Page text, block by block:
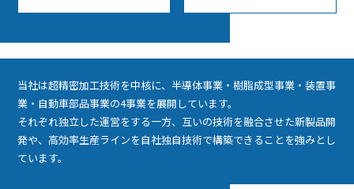
当社は超精密加工技術を中核に、半導体事業・樹脂成型事業・装置事
業・自動車部品事業の4事業を展開しています。
それぞれ独立した運営をする一方、互いの技術を融合させた新製品開
発や、高効率生産ラインを自社独自技術で構築できることを強みとし
ています。